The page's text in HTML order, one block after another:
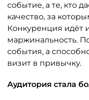
событие, а те, кто
качество, за
Конкуренция идёт
маржинальность.
события, а
визит в привычку.
Аудитория стала